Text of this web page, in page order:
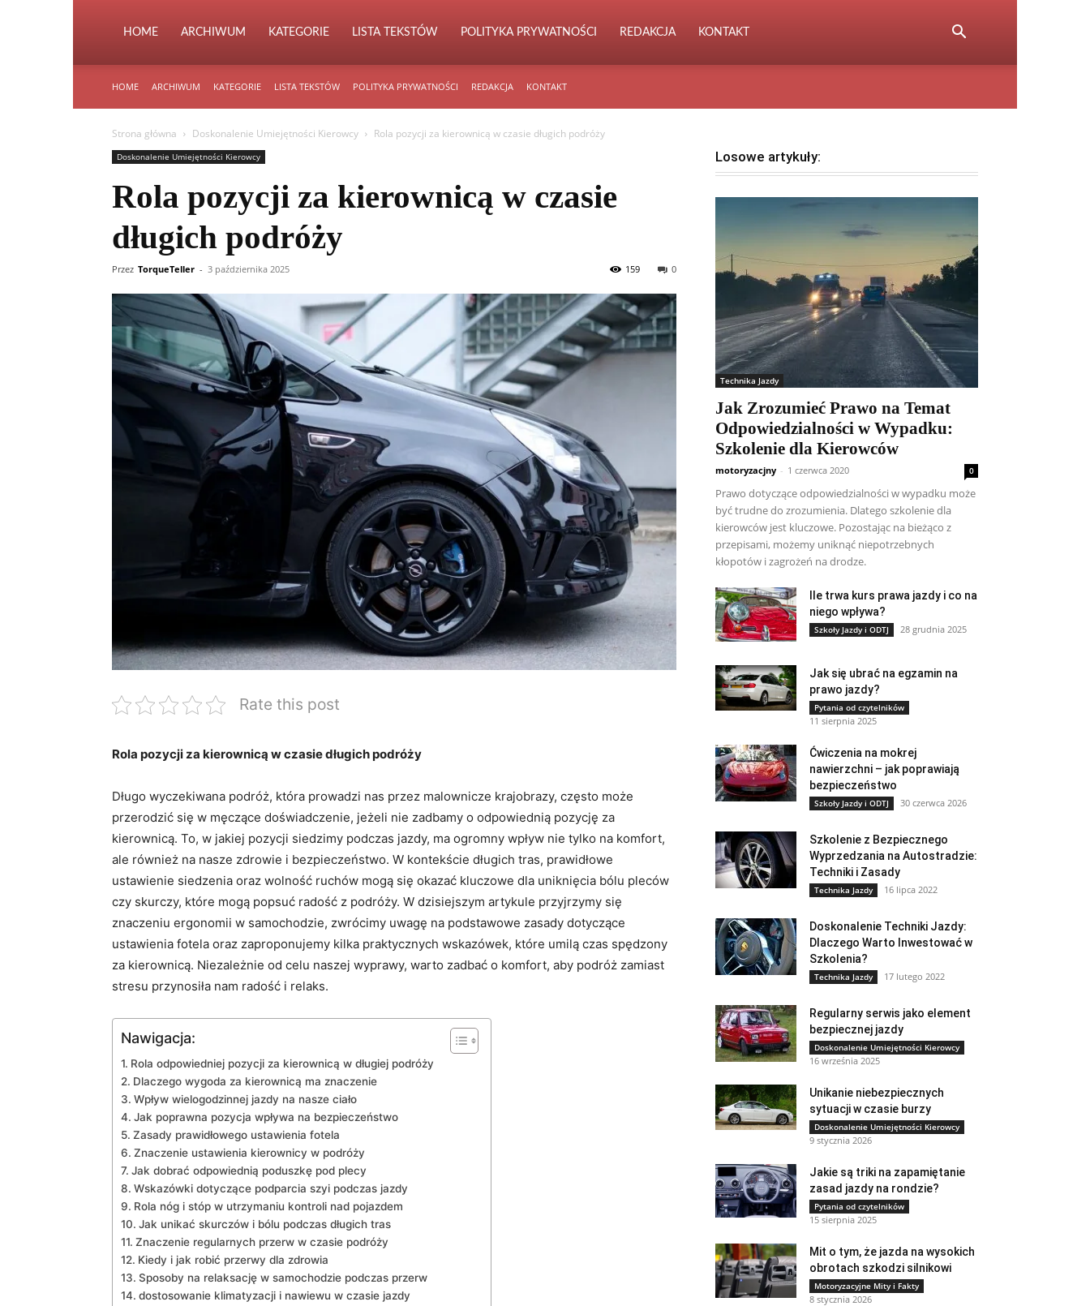
HOME ARCHIWUM KATEGORIE LISTA TEKSTÓW POLITYKA PRYWATNOŚCI REDAKCJA KONTAKT
HOME ARCHIWUM KATEGORIE LISTA TEKSTÓW POLITYKA PRYWATNOŚCI REDAKCJA KONTAKT
Strona główna Doskonalenie Umiejętności Kierowcy Rola pozycji za kierownicą w czasie długich podróży
Doskonalenie Umiejętności Kierowcy
Rola pozycji za kierownicą w czasie
długich podróży
Przez TorqueTeller - 3 października 2025 0
159
Rate this post
Rola pozycji za kierownicą‍ w czasie⁣ długich ⁣podróży
Długo wyczekiwana podróż,⁢ która prowadzi nas przez malownicze​ krajobrazy, często może ​
przerodzić się w męczące doświadczenie, jeżeli ⁤nie zadbamy ​o ⁤odpowiednią pozycję za
kierownicą. To, w ‍jakiej pozycji siedzimy podczas jazdy, ma ogromny wpływ nie tylko na komfort,
⁢ale również na ⁣nasze zdrowie i⁢ bezpieczeństwo. W kontekście długich tras, prawidłowe
ustawienie siedzenia oraz‌ wolność ruchów mogą się okazać kluczowe dla ⁣uniknięcia bólu ⁢pleców
czy ​skurczy, które mogą ‌popsuć ⁣radość z podróży. W dzisiejszym artykule przyjrzymy się
znaczeniu ⁤ergonomii w‍ samochodzie, zwrócimy uwagę​ na podstawowe ⁣zasady⁤ dotyczące
ustawienia fotela oraz zaproponujemy kilka⁢ praktycznych wskazówek, które umilą czas spędzony
za⁢ kierownicą. Niezależnie od celu naszej ‌wyprawy, ⁣warto zadbać o komfort,⁣ aby podróż ⁣zamiast
stresu przynosiła nam radość i ‍relaks.
Nawigacja:
Rola odpowiedniej ‌pozycji za kierownicą w długiej podróży
Dlaczego wygoda za kierownicą ma znaczenie
Wpływ⁢ wielogodzinnej jazdy​ na nasze⁣ ciało
Jak ⁢poprawna​ pozycja​ wpływa na bezpieczeństwo
Zasady ⁤prawidłowego ‍ustawienia fotela
Znaczenie ustawienia kierownicy w podróży
Jak dobrać odpowiednią‍ poduszkę pod plecy
Wskazówki dotyczące podparcia‍ szyi‍ podczas jazdy
Rola nóg i stóp w utrzymaniu kontroli nad pojazdem
Jak unikać skurczów i‌ bólu podczas​ długich tras
Znaczenie regularnych przerw w czasie podróży
Kiedy i jak robić przerwy‍ dla ⁤zdrowia
Sposoby⁢ na relaksację w samochodzie podczas przerw
dostosowanie ⁣klimatyzacji i nawiewu ⁢w czasie jazdy
Losowe artykuły:
Technika Jazdy
Jak Zrozumieć Prawo na Temat
Odpowiedzialności w Wypadku:
Szkolenie dla Kierowców
motoryzacjny - 1 czerwca 2020 0
Prawo dotyczące odpowiedzialności w wypadku może
być trudne do zrozumienia. Dlatego szkolenie dla
kierowców jest kluczowe. Pozostając na bieżąco z
przepisami, możemy uniknąć niepotrzebnych
kłopotów i zagrożeń na drodze.
Ile trwa kurs prawa jazdy i co na
niego wpływa?
Szkoły Jazdy i ODTJ 28 grudnia 2025
Jak się ubrać na egzamin na
prawo jazdy?
Pytania od czytelników
11 sierpnia 2025
Ćwiczenia na mokrej
nawierzchni – jak poprawiają
bezpieczeństwo
Szkoły Jazdy i ODTJ 30 czerwca 2026
Szkolenie z Bezpiecznego
Wyprzedzania na Autostradzie:
Techniki i Zasady
Technika Jazdy 16 lipca 2022
Doskonalenie Techniki Jazdy:
Dlaczego Warto Inwestować w
Szkolenia?
Technika Jazdy 17 lutego 2022
Regularny serwis jako element
bezpiecznej jazdy
Doskonalenie Umiejętności Kierowcy
16 września 2025
Unikanie niebezpiecznych
sytuacji w czasie burzy
Doskonalenie Umiejętności Kierowcy
9 stycznia 2026
Jakie są triki na zapamiętanie
zasad jazdy na rondzie?
Pytania od czytelników
15 sierpnia 2025
Mit o tym, że jazda na wysokich
obrotach szkodzi silnikowi
Motoryzacyjne Mity i Fakty
8 stycznia 2026